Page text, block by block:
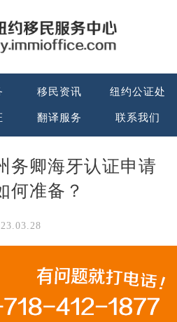
移民资讯 纽约公证处
翻译服务 联系我们
务卿海牙认证申请
何准备？